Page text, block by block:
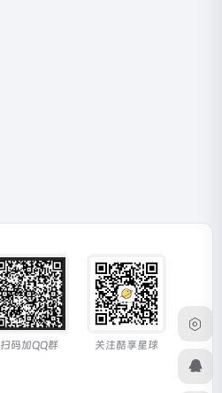
扫码加QQ群 关注酷享星球